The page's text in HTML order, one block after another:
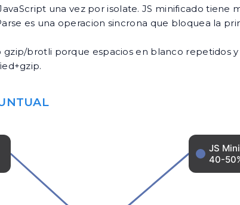
una vez por isolate. JS minificado tiene
es una operacion sincrona que bloquea la
brotli porque espacios en blanco repetidos